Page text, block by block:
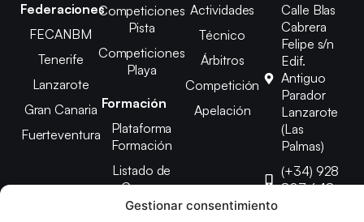
Gestionar consentimiento
Federaciones
FECANBM
Tenerife
Lanzarote
Gran Canaria
Fuerteventura
Competiciones
Pista
Competiciones
Playa
Formación
Plataforma
Formación
Listado de
Cursos
Actividades
Técnico
Árbitros
Competición
Apelación
Calle Blas
Cabrera
Felipe s/n
Edif.
Antiguo
Parador
Lanzarote
(Las
Palmas)
(+34) 928
807 648